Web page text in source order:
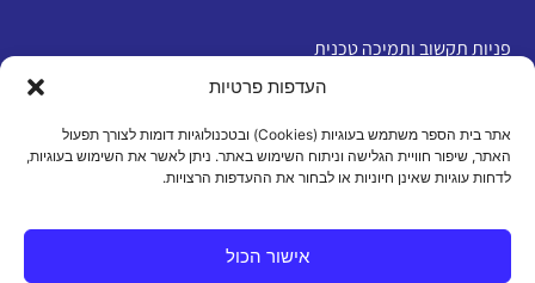
העדפות פרטיות
אתר בית הספר משתמש בעוגיות (Cookies) ובטכנולוגיות דומות לצורך תפעול
האתר, שיפור חוויית הגלישה וניתוח השימוש באתר. ניתן לאשר את השימוש בעוגיות,
לדחות עוגיות שאינן חיוניות או לבחור את ההעדפות הרצויות.
אישור הכול
פניות תקשוב ותמיכה טכנית
מדיניות פרטיות|תנאי שימוש|הצהרת נגישות|מדיניות
עוגיות